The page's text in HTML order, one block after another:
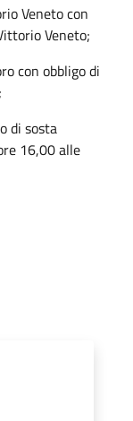
Veneto con
Veneto;
con obbligo di
di sosta
16,00 alle